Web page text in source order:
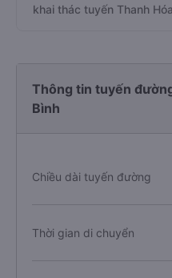
khai thác tuyến Thanh
Thông tin tuyến
Bình
Chiều dài tuyến đường
Thời gian di chuyển